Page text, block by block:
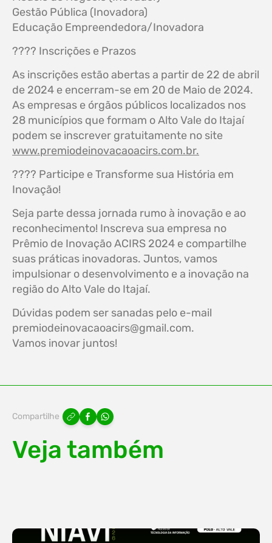
Gestão Pública (Inovadora)
Educação Empreendedora/Inovadora
???? Inscrições e Prazos
As inscrições estão abertas a partir de 22 de abril
de 2024 e encerram-se em 20 de Maio de 2024.
As empresas e órgãos públicos localizados nos
28 municípios que formam o Alto Vale do Itajaí
podem se inscrever gratuitamente no site
www.premiodeinovacaoacirs.com.br.
???? Participe e Transforme sua História em
Inovação!
Seja parte dessa jornada rumo à inovação e ao
reconhecimento! Inscreva sua empresa no
Prêmio de Inovação ACIRS 2024 e compartilhe
suas práticas inovadoras. Juntos, vamos
impulsionar o desenvolvimento e a inovação na
região do Alto Vale do Itajaí.
Dúvidas podem ser sanadas pelo e-mail
premiodeinovacaoacirs@gmail.com.
Vamos inovar juntos!
Compartilhe
Veja também